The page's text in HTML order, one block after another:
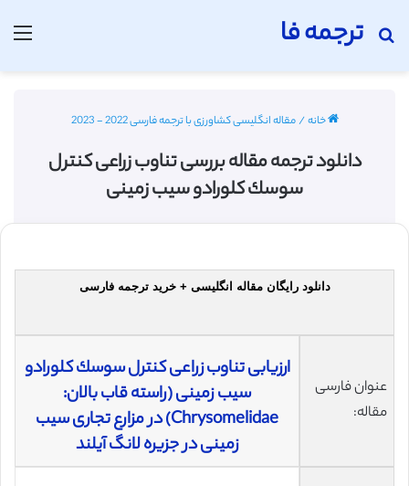
ترجمه فا
جستجو برای
خانه/مقاله انگلیسی کشاورزی با ترجمه فارسی 2022 - 2023
دانلود ترجمه مقاله بررسی تناوب زراعی كنترل
سوسك كلورادو سیب زمینی
دانلود رایگان مقاله انگلیسی + خرید ترجمه فارسی
عنوان فارسی
مقاله:
ارزیابی تناوب زراعی كنترل سوسك كلورادو
سیب زمینی (راسته قاب بالان:
Chrysomelidae) در مزارع تجاری سیب
زمینی در جزیره لانگ آیلند